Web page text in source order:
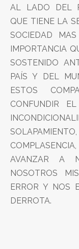
AL LADO DEL
QUE TIENE LA
SOCIEDAD
IMPORTANCIA
SOSTENIDO
PAÍS Y DEL
ESTOS
CONFUNDIR
AVANZAR A
NOSOTROS
ERROR Y NOS
DERROTA.